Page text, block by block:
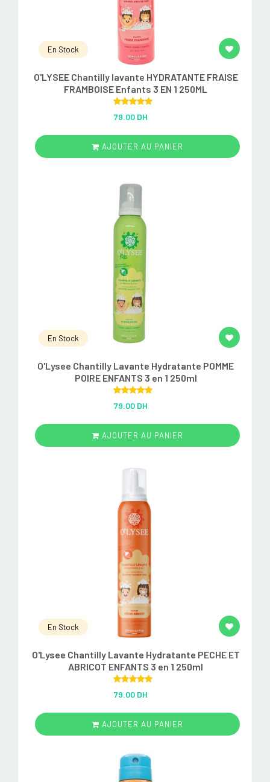
En Stock
O'LYSEE Chantilly lavante HYDRATANTE FRAISE
FRAMBOISE Enfants 3 EN 1 250ML
out of 5
79.00 DH
AJOUTER AU PANIER
En Stock
O'Lysee Chantilly Lavante Hydratante POMME
POIRE ENFANTS 3 en 1 250ml
out of 5
79.00 DH
AJOUTER AU PANIER
En Stock
O'Lysee Chantilly Lavante Hydratante PECHE ET
ABRICOT ENFANTS 3 en 1 250ml
out of 5
79.00 DH
AJOUTER AU PANIER